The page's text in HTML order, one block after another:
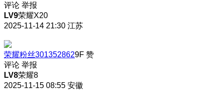
评论 举报
LV9荣耀X20
2025-11-14 21:30 江苏
荣耀粉丝3013528629F 赞
评论 举报
LV8荣耀8
2025-11-15 08:55 安徽